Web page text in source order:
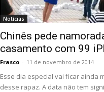
Notícias
Chinês pede
casamento com 99
Frasco - 11 de novembro de 2014
Esse dia especial vai ficar ainda
desse rapaz. A data não tem